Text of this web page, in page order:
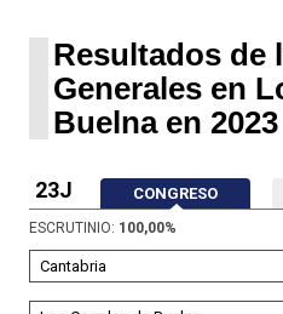
Resultados de
Generales en
Buelna en 2023
23J CONGRESO
ESCRUTINIO: 100,00%